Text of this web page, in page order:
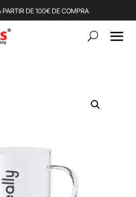
PARTIR DE 100€ DE COMPRA